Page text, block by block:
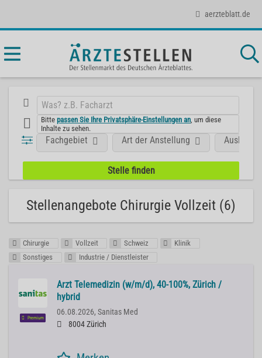
aerzteblatt.de
Bittepassen Sie Ihre Privatsphäre-Einstellungen an , um diese
Inhalte zu sehen.
Fachgebiet Art der Anstellung Ausland
Stellenangebote Chirurgie Vollzeit (6)
Chirurgie Vollzeit Schweiz
Klinik
Sonstiges
Industrie / Dienstleister
Premium
Arzt Telemedizin (w/m/d), 40-100%, Zürich /
hybrid
06.08.2026, Sanitas Med
8004 Zürich